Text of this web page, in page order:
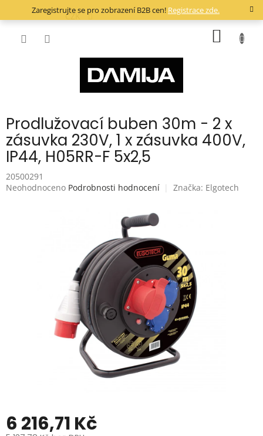
Zaregistrujte se pro zobrazení B2B cen! Registrace zde.
CZK
Prodlužovací buben 30m - 2 x
zásuvka 230V, 1 x zásuvka 400V,
IP44, H05RR-F 5x2,5
20500291
Průměrné
Neohodnoceno Podrobnosti hodnocení Značka: Elgotech
6 216,71 Kč